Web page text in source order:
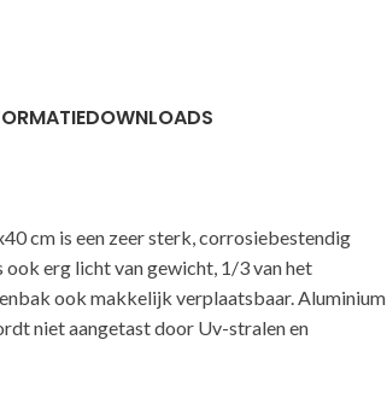
DOWNLOADS
cm is een zeer sterk, corrosiebestendig
erg licht van gewicht, 1/3 van het
ook makkelijk verplaatsbaar. Aluminium
niet aangetast door Uv-stralen en